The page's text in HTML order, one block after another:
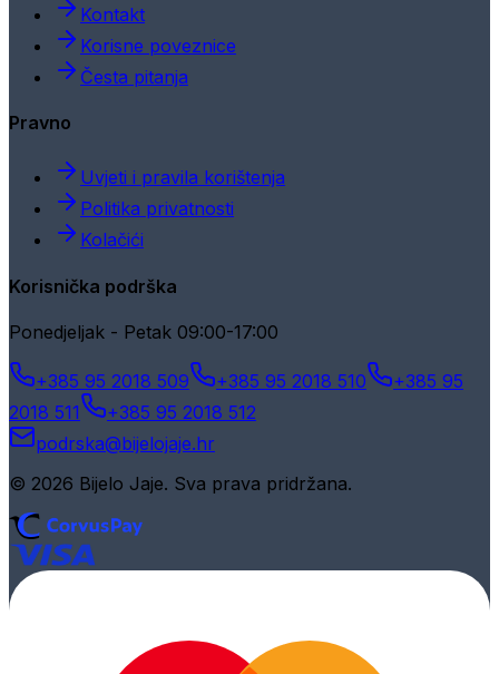
Kontakt
Korisne poveznice
Česta pitanja
Pravno
Uvjeti i pravila korištenja
Politika privatnosti
Kolačići
Korisnička podrška
Ponedjeljak - Petak 09:00-17:00
+385 95 2018 509 +385 95 2018 510
+385 95
2018 511
+385 95 2018 512
podrska@bijelojaje.hr
© 2026 Bijelo Jaje. Sva prava pridržana.